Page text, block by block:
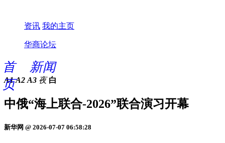
资讯 我的主页
华商论坛
首
页
新闻
A1 A2 A3 夜 白
中俄“海上联合-2026”联合演习开幕
新华网 @ 2026-07-07 06:58:28